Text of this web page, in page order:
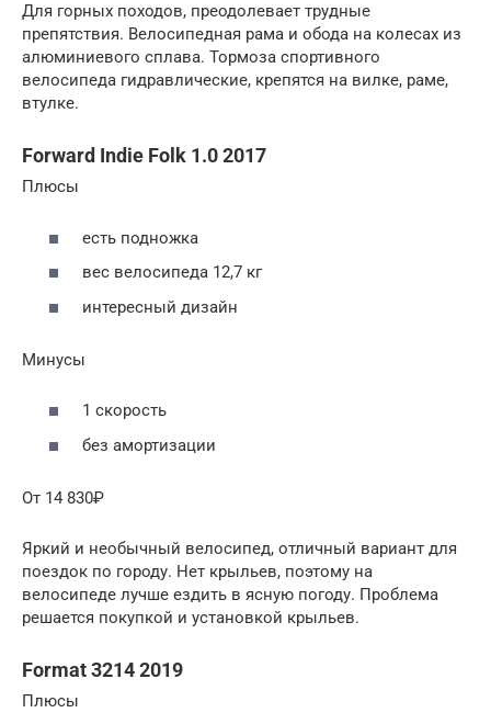
Для горных походов, преодолевает трудные
препятствия. Велосипедная рама и обода на колесах из
алюминиевого сплава. Тормоза спортивного
велосипеда гидравлические, крепятся на вилке, раме,
втулке.
Forward Indie Folk 1.0 2017
Плюсы
есть подножка
вес велосипеда 12,7 кг
интересный дизайн
Минусы
1 скорость
без амортизации
От 14 830₽
Яркий и необычный велосипед, отличный вариант для
поездок по городу. Нет крыльев, поэтому на
велосипеде лучше ездить в ясную погоду. Проблема
решается покупкой и установкой крыльев.
Format 3214 2019
Плюсы